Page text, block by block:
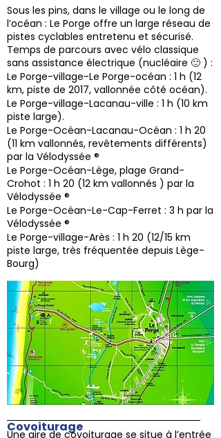
Sous les pins, dans le village ou le long de
l’océan : Le Porge offre un large réseau de
pistes cyclables entretenu et sécurisé.
Temps de parcours avec vélo classique
sans assistance électrique (nucléaire 🙂 ) :
Le Porge-village-Le Porge-océan : 1 h (12
km, piste de 2017, vallonnée côté océan).
Le Porge-village-Lacanau-ville : 1 h (10 km
piste large).
Le Porge-Océan-Lacanau-Océan : 1 h 20
(11 km vallonnés, revêtements différents)
par la Vélodyssée ®
Le Porge-Océan-Lège, plage Grand-
Crohot : 1 h 20 (12 km vallonnés ) par la
Vélodyssée ®
Le Porge-Océan-Le-Cap-Ferret : 3 h par la
Vélodyssée ®
Le Porge-village-Arès : 1 h 20 (12/15 km
piste large, très fréquentée depuis Lège-
Bourg)
Covoiturage
Une aire de covoiturage se situe à l’entrée